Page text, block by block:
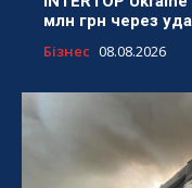
млн грн через
Бізнес 08.08.2026